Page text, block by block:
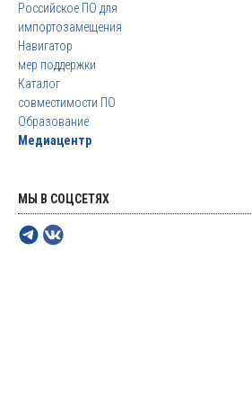
Российское ПО для
импортозамещения
Навигатор
мер поддержки
Каталог
совместимости ПО
Образование
Медиацентр
МЫ В СОЦСЕТЯХ